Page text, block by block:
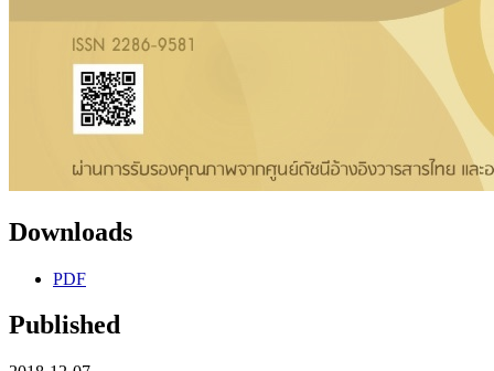
Downloads
PDF
Published